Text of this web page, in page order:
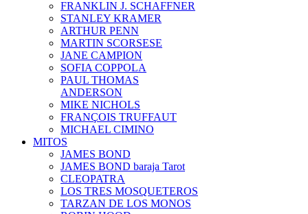
FRANKLIN J. SCHAFFNER
STANLEY KRAMER
ARTHUR PENN
MARTIN SCORSESE
JANE CAMPION
SOFIA COPPOLA
PAUL THOMAS
ANDERSON
MIKE NICHOLS
FRANÇOIS TRUFFAUT
MICHAEL CIMINO
MITOS
JAMES BOND
JAMES BOND baraja Tarot
CLEOPATRA
LOS TRES MOSQUETEROS
TARZAN DE LOS MONOS